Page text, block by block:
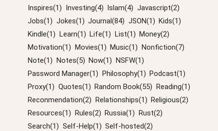
Inspires(1) Investing(4) Islam(4) Javascript(2)
Jobs(1) Jokes(1) Journal(84) JSON(1) Kids(1)
Kindle(1) Learn(1) Life(1) List(1) Money(2)
Motivation(1) Movies(1) Music(1) Nonfiction(7)
Note(1) Notes(5) Now(1) NSFW(1)
Password Manager(1) Philosophy(1) Podcast(1)
Proxy(1) Quotes(1) Random Book(55) Reading(1)
Reconmendation(2) Relationships(1) Religious(2)
Resources(1) Rules(2) Russia(1) Rust(2)
Search(1) Self-Help(1) Self-hosted(2)